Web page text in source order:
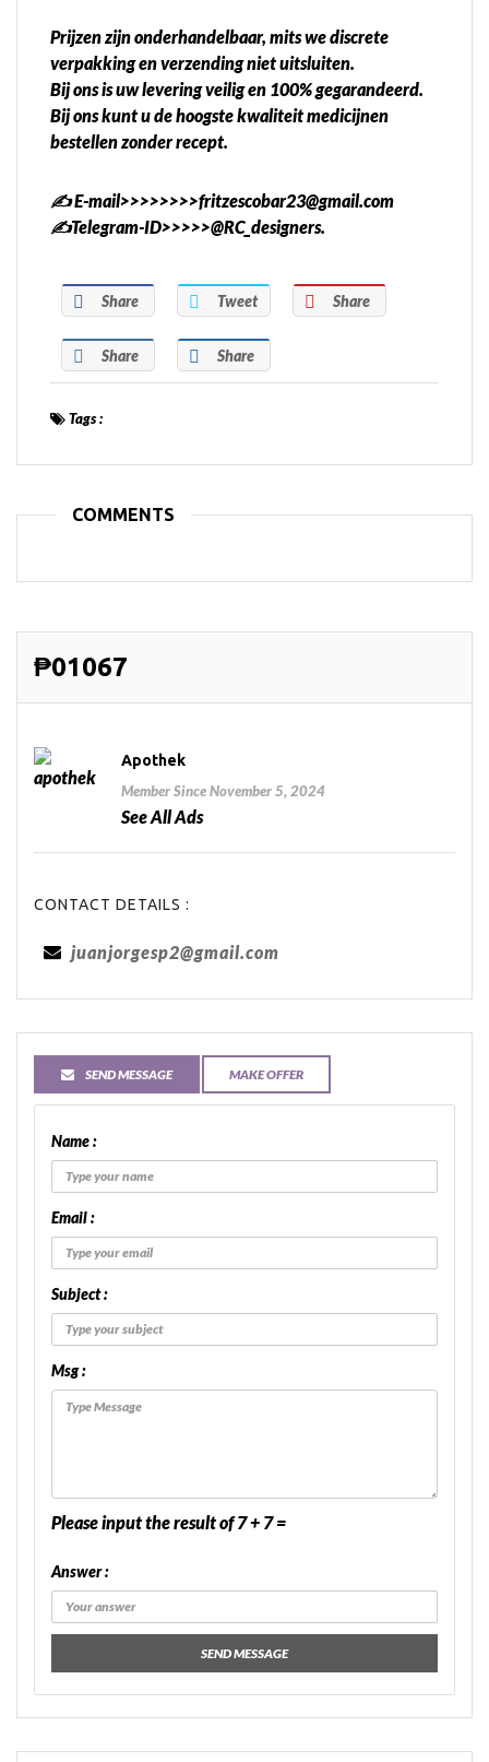
Prijzen zijn onderhandelbaar, mits we discrete
verpakking en verzending niet uitsluiten.
Bij ons is uw levering veilig en 100% gegarandeerd.
Bij ons kunt u de hoogste kwaliteit medicijnen
bestellen zonder recept.
✍️ E-mail>>>>>>>>fritzescobar23@gmail.com
✍️Telegram-ID>>>>>@RC_designers.
Share Tweet Share
Share Share
Tags :
COMMENTS
₱01067
Apothek
Member Since November 5, 2024
See All Ads
CONTACT DETAILS :
juanjorgesp2@gmail.com
SEND MESSAGE MAKE OFFER
Name :
Email :
Subject :
Msg :
Please input the result of 7 + 7 =
Answer :
SEND MESSAGE